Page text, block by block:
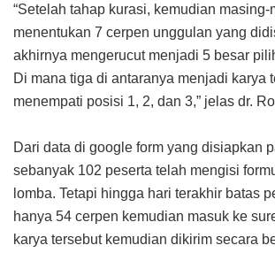
“Setelah tahap kurasi, kemudian masing-
menentukan 7 cerpen unggulan yang
akhirnya mengerucut menjadi 5 besar
Di mana tiga di antaranya menjadi karya
menempati posisi 1, 2, dan 3,” jelas dr.
Dari data di google form yang disiapkan
sebanyak 102 peserta telah mengisi
lomba. Tetapi hingga hari terakhir batas
hanya 54 cerpen kemudian masuk ke
karya tersebut kemudian dikirim secara